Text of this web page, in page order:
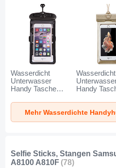
Wasserdicht
Unterwasser
Handy Tasche
Samsung Galaxy
A8 2016 A8100
A810F Schwarz
Wasserdicht
Handy
Samsung
A8 2016
A810F Gold
Selfie Sticks, Stangen
A8100 A810F (78)